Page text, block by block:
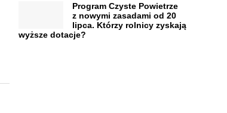
Program Czyste Powietrze
z nowymi zasadami od 20
lipca. Którzy rolnicy zyskają
wyższe dotacje?